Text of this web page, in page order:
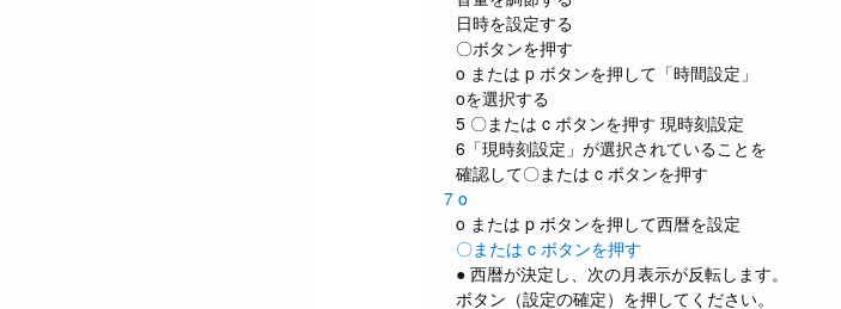
日時を設定する
〇ボタンを押す
o または p ボタンを押して「時間設定」
oを選択する
5 〇または c ボタンを押す 現時刻設定
6「現時刻設定」が選択されていることを
確認して〇または c ボタンを押す
7 o
o または p ボタンを押して西暦を設定
〇または c ボタンを押す
● 西暦が決定し、次の月表示が反転します。
ボタン（設定の確定）を押してください。